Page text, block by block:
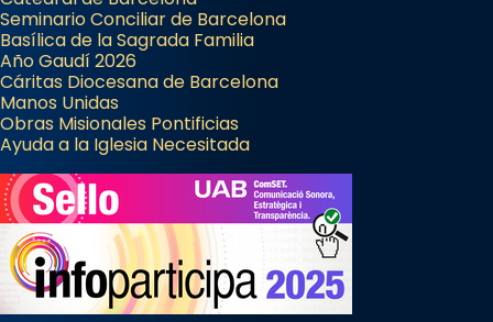
Seminario Conciliar de Barcelona
Basílica de la Sagrada Familia
Año Gaudí 2026
Cáritas Diocesana de Barcelona
Manos Unidas
Obras Misionales Pontificias
Ayuda a la Iglesia Necesitada